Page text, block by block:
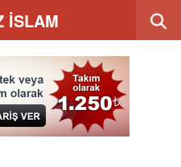
İSLAM